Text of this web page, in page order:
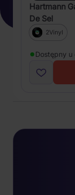
Hartmann
De Sel
2Vinyl
Dostępny